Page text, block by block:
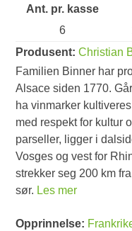
Ant. pr. kasse
6
Produsent:Christian
Familien Binner har
Alsace siden 1770.
ha vinmarker
med respekt for kultur
parseller, ligger i
Vosges og vest for
strekker seg 200 km
sør. Les mer
Opprinnelse: